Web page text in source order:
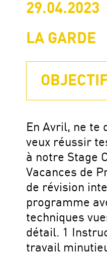
29.04.2023
LA GARDE
En Avril, ne te
veux réussir
à notre Stage
Vacances de
de révision
programme
techniques
détail. 1
travail